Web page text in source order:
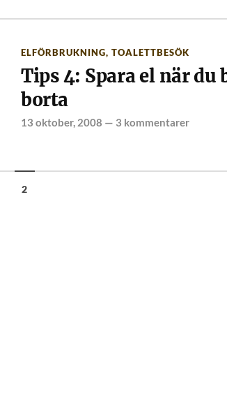
ELFÖRBRUKNING, TOALETTBESÖK
Tips 4: Spara el när du
borta
13 oktober, 2008 — 3 kommentarer
2